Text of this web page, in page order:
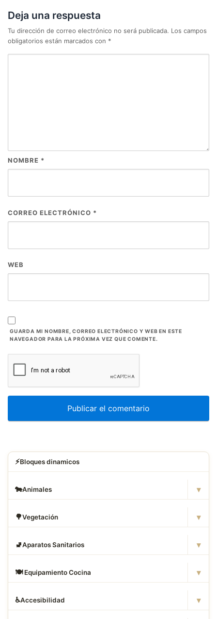
Deja una respuesta
Tu dirección de correo electrónico no será publicada. Los campos
obligatorios están marcados con *
NOMBRE *
CORREO ELECTRÓNICO *
WEB
GUARDA MI NOMBRE, CORREO ELECTRÓNICO Y WEB EN ESTE
NAVEGADOR PARA LA PRÓXIMA VEZ QUE COMENTE.
⚡Bloques dinamicos
🐄Animales ▾
🌳Vegetación ▾
🚽Aparatos Sanitarios ▾
🍽️ Equipamiento Cocina ▾
♿Accesibilidad ▾